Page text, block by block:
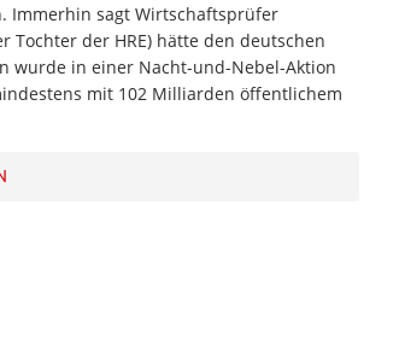
Immerhin sagt Wirtschaftsprüfer
Tochter der HRE) hätte den deutschen
wurde in einer Nacht-und-Nebel-Aktion
mit 102 Milliarden öffentlichem